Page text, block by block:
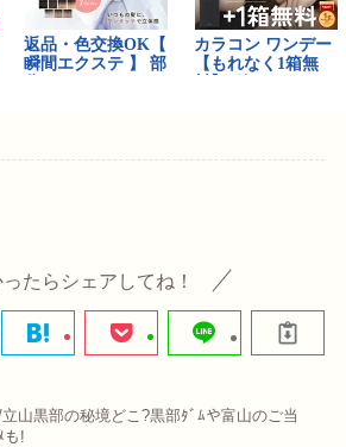
ったらシェアしてね！
山黒部の秘境どこ?黒部ﾀﾞﾑや富山のご当
も!